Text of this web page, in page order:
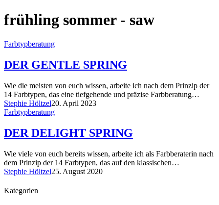
frühling sommer - saw
Farbtypberatung
DER GENTLE SPRING
Wie die meisten von euch wissen, arbeite ich nach dem Prinzip der
14 Farbtypen, das eine tiefgehende und präzise Farbberatung…
Stephie Höltzel20. April 2023
Farbtypberatung
DER DELIGHT SPRING
Wie viele von euch bereits wissen, arbeite ich als Farbberaterin nach
dem Prinzip der 14 Farbtypen, das auf den klassischen…
Stephie Höltzel25. August 2020
Kategorien